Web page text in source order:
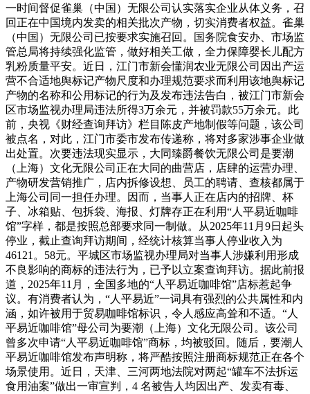
一时间督促雀巢（中国）无限公司认实落实企业从体义务，召
回正在中国境内发卖的相关批次产物，切实消费者权益。雀巢
（中国）无限公司已按要求实施召回。国务院食安办、市场监
管总局将持续强化监管，做好相关工做，全力保障婴长儿配方
乳粉质量平安。近日，江门市新会懂润农业无限公司因出产运
营不合适地舆标记产物尺度和办理规范要求而利用该地舆标记
产物的名称和公用标记的行为及发布违法告白，被江门市新会
区市场监视办理局违法所得3万余元，并被罚款55万余元。此
前，央视《财经查询拜访》栏目陈皮产地制假等问题，该公司
被点名，对此，江门市委市发布传递称，将对多家涉事企业做
出处置。次要违法现实显示，大同臻爵餐饮无限公司是要潮
（上海）文化无限公司正在大同的曲营店，店肆的运营办理、
产物研发营销推广，店内拆修设想、员工的聘请、查核都属于
上海公司同一担任办理。因而，当事人正在店内的招牌、杯
子、冰箱贴、包拆袋、海报、灯牌存正在利用“人平易近咖啡
馆”字样，都是按照总部要求同一制做。从2025年11月9日起头
停业，截止查询拜访期间，经统计核算当事人停业收入为
46121。58元。平城区市场监视办理局对当事人涉嫌利用形成
不良影响的商标的违法行为，已予以立案查询拜访。据此前报
道，2025年11月，全国多地的“人平易近咖啡馆”店标惹起争
议。有消费者认为，“人平易近”一词具有强烈的公共属性和内
涵，如许被用于贸易咖啡馆标识，令人感应高耸和不适。“人
平易近咖啡馆”母公司为要潮（上海）文化无限公司。该公司
曾多次申请“人平易近咖啡馆”商标，均被驳回。随后，要潮人
平易近咖啡馆发布声明称，将严酷按照注册商标规范正在各个
场景使用。近日，天津、三河两地法院对两起“罐车不法拆运
食用油案”做出一审宣判，4 名被告人均因出产、发卖有毒、